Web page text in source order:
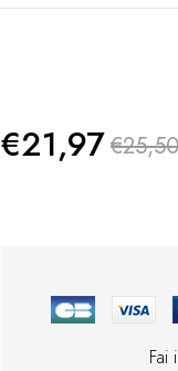
€21,97
Fai